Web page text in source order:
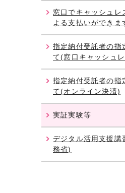
窓口でキャッシュレ
よる支払いができま
指定納付受託者の指
て(窓口キャッシュ
指定納付受託者の指
て(オンライン決済)
実証実験等
デジタル活用支援講
務省)